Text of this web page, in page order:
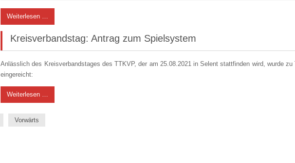
Weiterlesen …
Kreisverbandstag: Antrag zum Spielsystem
Anlässlich des Kreisverbandstages des TTKVP, der am 25.08.2021 in Selent stattfinden wird, wurde zu
eingereicht:
Weiterlesen …
Vorwärts